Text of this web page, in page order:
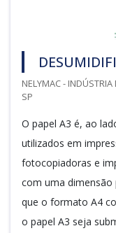
NELYMAC -
SP
O papel A3 é, ao
utilizados em
fotocopiadoras e
com uma dimensão
que o formato A4
o papel A3 seja